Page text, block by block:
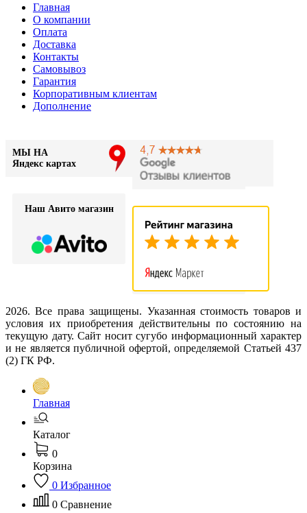
Главная
О компании
Оплата
Доставка
Контакты
Самовывоз
Гарантия
Корпоративным клиентам
Дополнение
МЫ НА
Яндекс картах
Наш Авито магазин
2026. Все права защищены. Указанная стоимость товаров и
условия их приобретения действительны по состоянию на
текущую дату. Сайт носит сугубо информационный характер
и не является публичной офертой, определяемой Статьей 437
(2) ГК РФ.
Главная
Каталог
0
Корзина
0 Избранное
0 Сравнение